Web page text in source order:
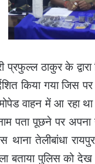
ठाकुर के
किया गया जिस
वाहन में आ रहा
पता पूछने पर
थाना तेलीबांधा
बताया पुलिस को